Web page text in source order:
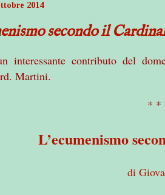
2014
secondo il
interessante contributo del
Martini.
* *
L’ecumenismo
di